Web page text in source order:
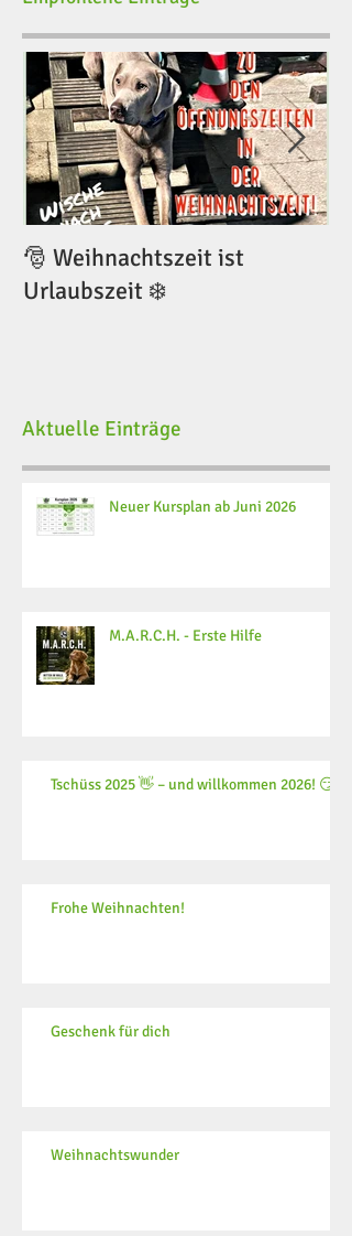
🎅 Weihnachtszeit ist
Urlaubszeit ❄️
Aktuelle Einträge
Neuer Kursplan ab Juni 2026
M.A.R.C.H. - Erste Hilfe
Tschüss 2025 👋 – und willkommen 2026! 😏
Frohe Weihnachten!
Geschenk für dich
Weihnachtswunder